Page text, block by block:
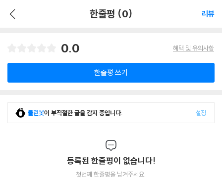
한줄평 (0) 리뷰
0.0 혜택 및 유의사항
한줄평 쓰기
클린봇이 부적절한 글을 감지 중입니다. 설정
등록된 한줄평이 없습니다!
첫번째 한줄평을 남겨주세요.